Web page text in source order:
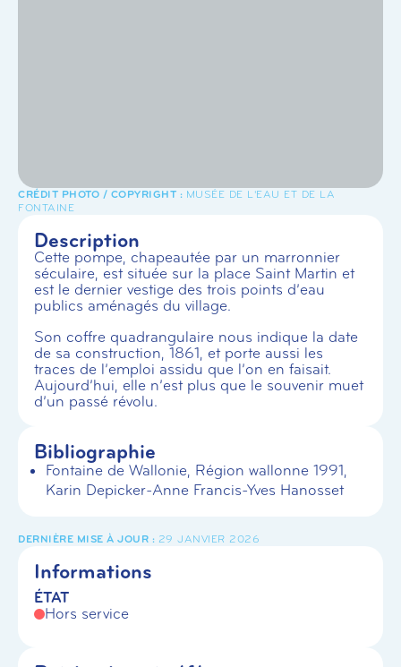
MUSÉE DE L'EAU ET DE LA
FONTAINE
Description
Cette pompe, chapeautée par un marronnier
séculaire, est située sur la place Saint Martin et
est le dernier vestige des trois points d’eau
publics aménagés du village.
Son coffre quadrangulaire nous indique la date
de sa construction, 1861, et porte aussi les
traces de l’emploi assidu que l’on en faisait.
Aujourd’hui, elle n’est plus que le souvenir muet
d’un passé révolu.
Bibliographie
Fontaine de Wallonie, Région wallonne 1991,
Karin Depicker-Anne Francis-Yves Hanosset
29 JANVIER 2026
Informations
ÉTAT
Hors service